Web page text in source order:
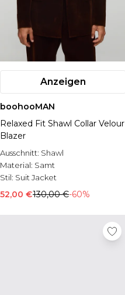
Anzeigen
boohooMAN
Relaxed Fit Shawl Collar Velour
Blazer
Ausschnitt: Shawl
Material: Samt
Stil: Suit Jacket
52,00 €130,00 €-60%